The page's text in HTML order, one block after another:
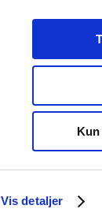
Vis detaljer
Særlige
produktområder